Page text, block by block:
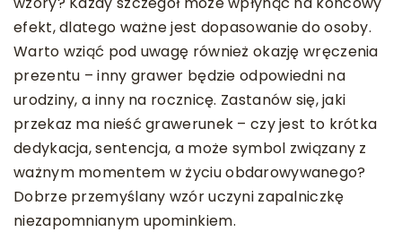
efekt, dlatego ważne jest dopasowanie do osoby.
Warto wziąć pod uwagę również okazję wręczenia
prezentu – inny grawer będzie odpowiedni na
urodziny, a inny na rocznicę. Zastanów się, jaki
przekaz ma nieść grawerunek – czy jest to krótka
dedykacja, sentencja, a może symbol związany z
ważnym momentem w życiu obdarowywanego?
Dobrze przemyślany wzór uczyni zapalniczkę
niezapomnianym upominkiem.